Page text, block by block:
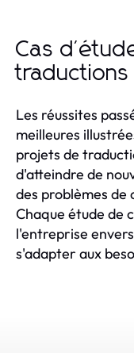
Cas
Les réussites
meilleures
projets de
d'atteindre de
des problèmes de
Chaque étude de
l'entreprise
s'adapter aux